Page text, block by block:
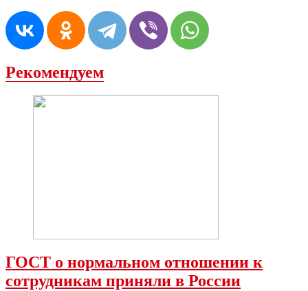
Рекомендуем
ГОСТ о нормальном отношении к
сотрудникам приняли в России